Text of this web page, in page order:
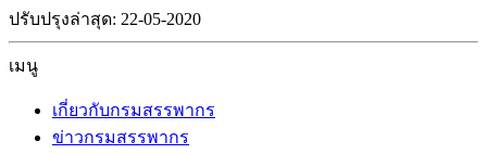
ปรับปรุงล่าสุด: 22-05-2020
เมนู
เกี่ยวกับกรมสรรพากร
ข่าวกรมสรรพากร